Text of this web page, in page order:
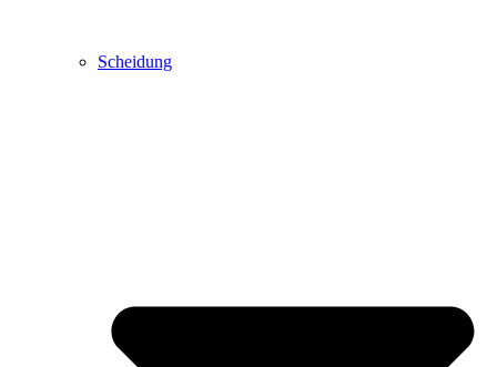
Scheidung